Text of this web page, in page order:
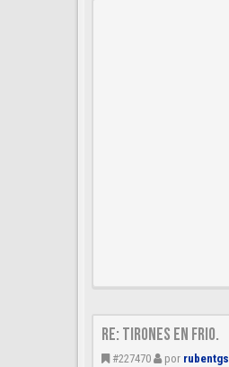
Re: Tirones en frio.
#227470 por rubentgs